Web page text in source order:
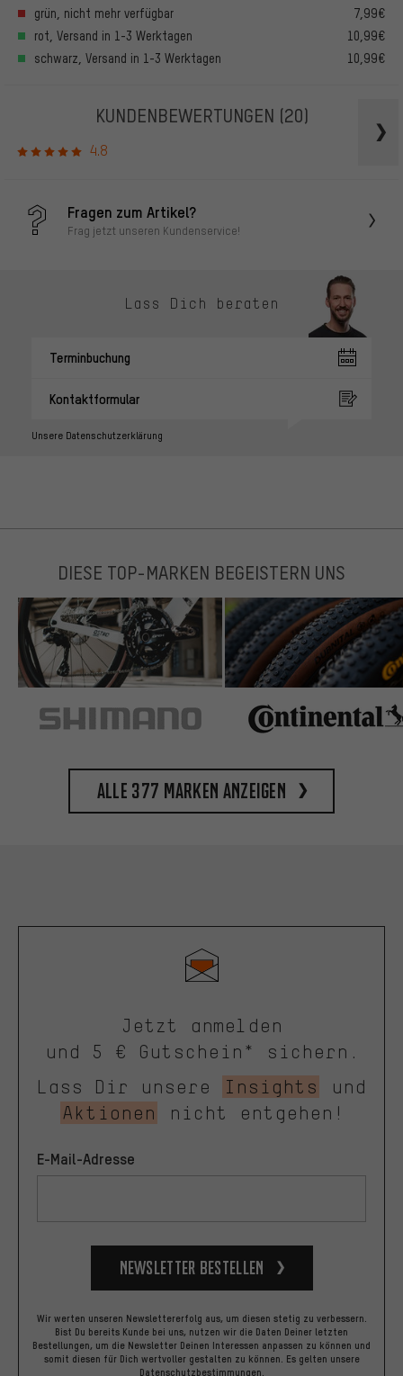
grün, nicht mehr verfügbar
7,99€
rot, Versand in 1-3 Werktagen
10,99€
schwarz, Versand in 1-3 Werktagen
10,99€
KUNDENBEWERTUNGEN (20)
4.8
Fragen zum Artikel?
Frag jetzt unseren Kundenservice!
Lass Dich beraten
Terminbuchung
Kontaktformular
Unsere Datenschutzerklärung
DIESE TOP-MARKEN BEGEISTERN UNS
Alle 377 Marken anzeigen
Jetzt anmelden
und 5 € Gutschein* sichern.
Lass Dir unsere
Insights
und
Aktionen
nicht entgehen!
E-Mail-Adresse
Newsletter bestellen
Wir werten unseren Newslettererfolg aus, um diesen stetig zu verbessern.
Bist Du bereits Kunde bei uns, nutzen wir die Daten Deiner letzten
Bestellungen, um die Newsletter Deinen Interessen anpassen zu können und
somit diesen für Dich wertvoller gestalten zu können. Es gelten unsere
Datenschutzbestimmungen